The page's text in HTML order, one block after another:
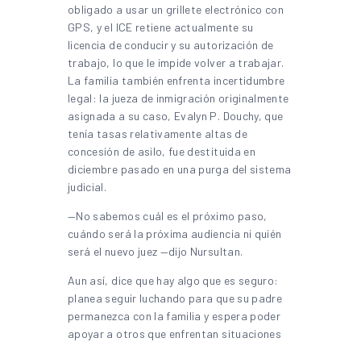
obligado a usar un grillete electrónico con
GPS, y el ICE retiene actualmente su
licencia de conducir y su autorización de
trabajo, lo que le impide volver a trabajar.
La familia también enfrenta incertidumbre
legal: la jueza de inmigración originalmente
asignada a su caso, Evalyn P. Douchy, que
tenía tasas relativamente altas de
concesión de asilo, fue destituida en
diciembre pasado en una purga del sistema
judicial.
—No sabemos cuál es el próximo paso,
cuándo será la próxima audiencia ni quién
será el nuevo juez —dijo Nursultan.
Aun así, dice que hay algo que es seguro:
planea seguir luchando para que su padre
permanezca con la familia y espera poder
apoyar a otros que enfrentan situaciones